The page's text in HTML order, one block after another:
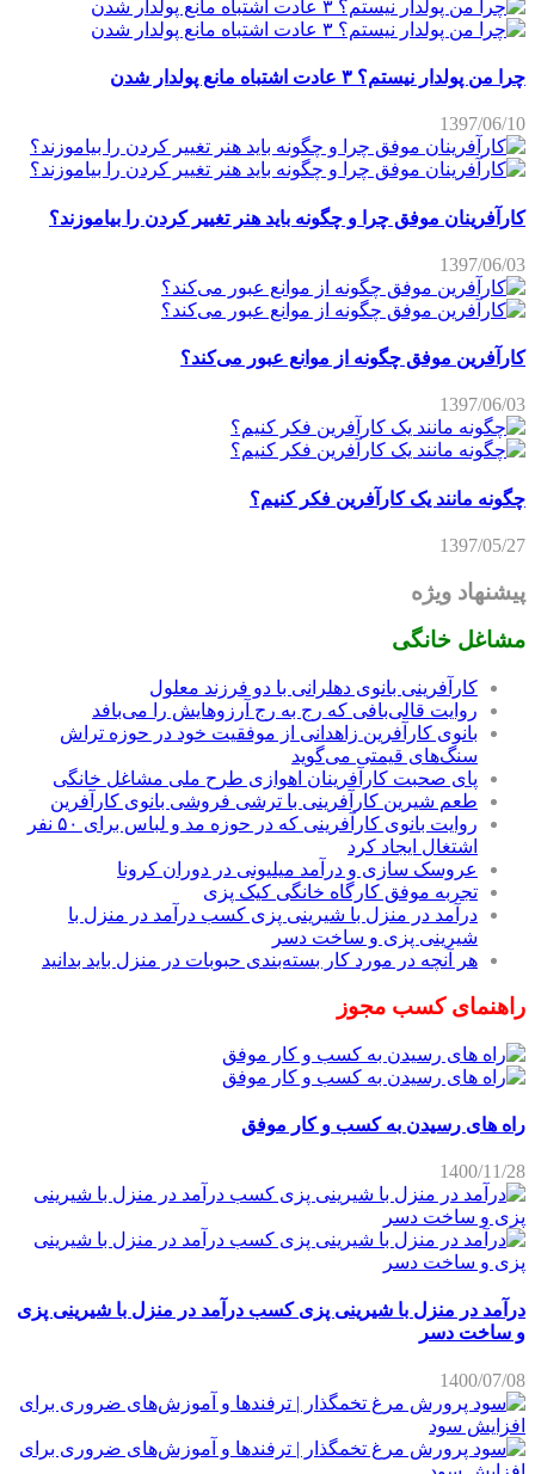
چرا من پولدار نیستم؟ ۳ عادت اشتباه مانع پولدار شدن
1397/06/10
کارآفرینان موفق چرا و چگونه باید هنر تغییر کردن را بیاموزند؟
1397/06/03
کارآفرین موفق چگونه از موانع عبور می‌کند؟
1397/06/03
چگونه مانند یک کارآفرین فکر کنیم؟
1397/05/27
پیشنهاد ویژه
مشاغل خانگی
کارآفرینی بانوی دهلرانی با دو فرزند معلول
روایت قالی‌بافی که رج به رج آرزوهایش را می‌بافد
بانوی کارآفرین زاهدانی از موفقیت خود در حوزه تراش
سنگ‌های قیمتی می‌گوید
پای صحبت کارآفرینان اهوازی طرح ملی مشاغل خانگی
طعم شیرین کارآفرینی با ترشی فروشی بانوی کارآفرین
روایت بانوی کارآفرینی که در حوزه مد و لباس برای ۵۰ نفر
اشتغال ایجاد کرد
عروسک سازی و درآمد میلیونی در دوران کرونا
تجربه موفق کارگاه خانگی کیک پزی
درآمد در منزل با شیرینی پزی کسب درآمد در منزل با
شیرینی پزی و ساخت دسر
هر آنچه در مورد کار بسته‌بندی حبوبات در منزل باید بدانید
راهنمای کسب مجوز
راه های رسیدن به کسب و کار موفق
1400/11/28
درآمد در منزل با شیرینی پزی کسب درآمد در منزل با شیرینی پزی
و ساخت دسر
1400/07/08